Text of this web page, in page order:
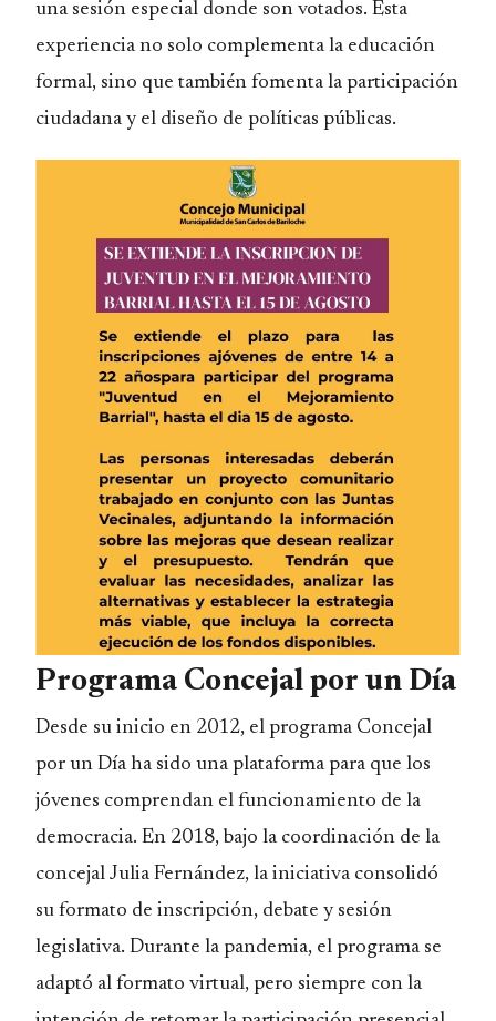
una sesión especial donde son votados. Esta
experiencia no solo complementa la educación
formal, sino que también fomenta la participación
ciudadana y el diseño de políticas públicas.
Programa Concejal por un Día
Desde su inicio en 2012, el programa Concejal
por un Día ha sido una plataforma para que los
jóvenes comprendan el funcionamiento de la
democracia. En 2018, bajo la coordinación de la
concejal Julia Fernández, la iniciativa consolidó
su formato de inscripción, debate y sesión
legislativa. Durante la pandemia, el programa se
adaptó al formato virtual, pero siempre con la